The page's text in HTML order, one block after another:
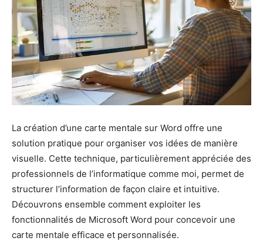
La création d’une carte mentale sur Word offre une
solution pratique pour organiser vos idées de manière
visuelle. Cette technique, particulièrement appréciée des
professionnels de l’informatique comme moi, permet de
structurer l’information de façon claire et intuitive.
Découvrons ensemble comment exploiter les
fonctionnalités de Microsoft Word pour concevoir une
carte mentale efficace et personnalisée.